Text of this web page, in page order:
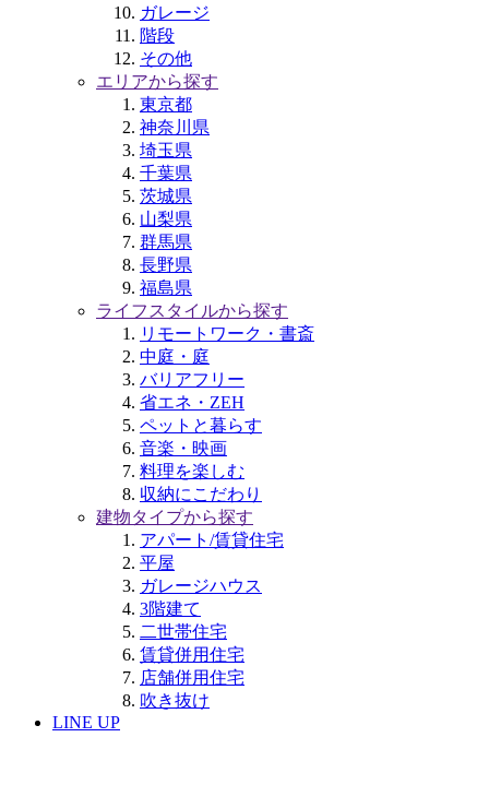
ガレージ
階段
その他
エリアから探す
東京都
神奈川県
埼玉県
千葉県
茨城県
山梨県
群馬県
長野県
福島県
ライフスタイルから探す
リモートワーク・書斎
中庭・庭
バリアフリー
省エネ・ZEH
ペットと暮らす
音楽・映画
料理を楽しむ
収納にこだわり
建物タイプから探す
アパート/賃貸住宅
平屋
ガレージハウス
3階建て
二世帯住宅
賃貸併用住宅
店舗併用住宅
吹き抜け
LINE UP